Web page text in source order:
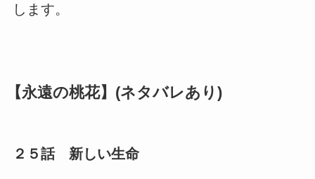
します。
【永遠の桃花】(ネタバレあり)
２５話 新しい生命